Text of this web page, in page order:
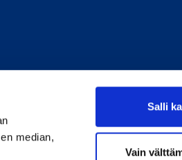
median,
Salli
Vain